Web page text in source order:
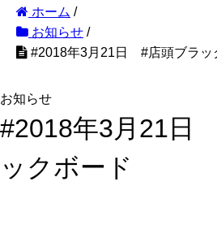
ホーム /
お知らせ /
#2018年3月21日 #店頭ブラッ
お知らせ
#2018年3月21日
ックボード